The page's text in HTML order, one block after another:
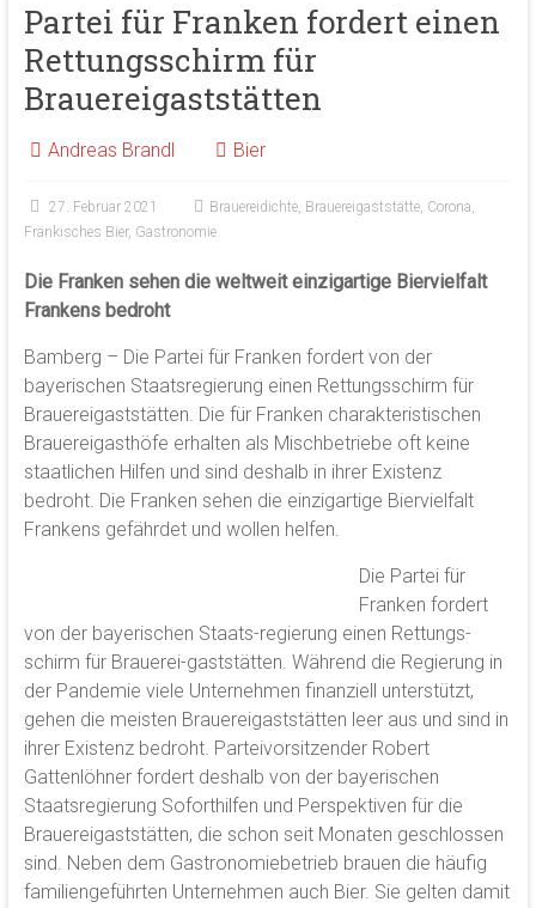
Partei für Franken fordert einen
Rettungsschirm für
Brauereigaststätten
Andreas Brandl Bier
27. Februar 2021 Brauereidichte, Brauereigaststätte, Corona,
Fränkisches Bier, Gastronomie
Die Franken sehen die weltweit einzigartige Biervielfalt
Frankens bedroht
Bamberg – Die Partei für Franken fordert von der
bayerischen Staatsregierung einen Rettungsschirm für
Brauereigaststätten. Die für Franken charakteristischen
Brauereigasthöfe erhalten als Mischbetriebe oft keine
staatlichen Hilfen und sind deshalb in ihrer Existenz
bedroht. Die Franken sehen die einzigartige Biervielfalt
Frankens gefährdet und wollen helfen.
Die Partei für
Franken fordert
von der bayerischen Staats-regierung einen Rettungs-
schirm für Brauerei-gaststätten. Während die Regierung in
der Pandemie viele Unternehmen finanziell unterstützt,
gehen die meisten Brauereigaststätten leer aus und sind in
ihrer Existenz bedroht. Parteivorsitzender Robert
Gattenlöhner fordert deshalb von der bayerischen
Staatsregierung Soforthilfen und Perspektiven für die
Brauereigaststätten, die schon seit Monaten geschlossen
sind. Neben dem Gastronomiebetrieb brauen die häufig
familiengeführten Unternehmen auch Bier. Sie gelten damit